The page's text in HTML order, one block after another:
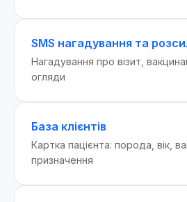
SMS нагадування та
Нагадування про візит,
огляди
База клієнтів
Картка пацієнта: порода, вік,
призначення